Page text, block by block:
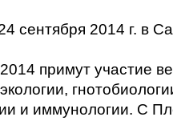
сентября 2014 г. в
примут участие
и иммунологии. С